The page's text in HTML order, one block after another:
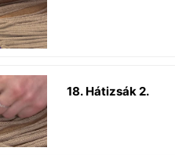
18. Hátizsák 2.